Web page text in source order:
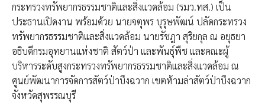
กระทรวงทรัพยากรธรรมชาติและสิ่งแวดล้อม (รมว.ทส.) เป็น
ประธานเปิดงาน พร้อมด้วย นายจตุพร บุรุษพัฒน์ ปลัดกระทรวง
ทรัพยากรธรรมชาติและสิ่งแวดล้อม นายรัชฎา สุริยกุล ณ อยุธยา
อธิบดีกรมอุทยานแห่งชาติ สัตว์ป่า และพันธุ์พืช และคณะผู้
บริหารระดับสูงกระทรวงทรัพยากรธรรมชาติและสิ่งแวดล้อม ณ
ศูนย์พัฒนาการจัดการสัตว์ป่าบึงฉวาก เขตห้ามล่าสัตว์ป่าบึงฉวาก
จังหวัดสุพรรณบุรี